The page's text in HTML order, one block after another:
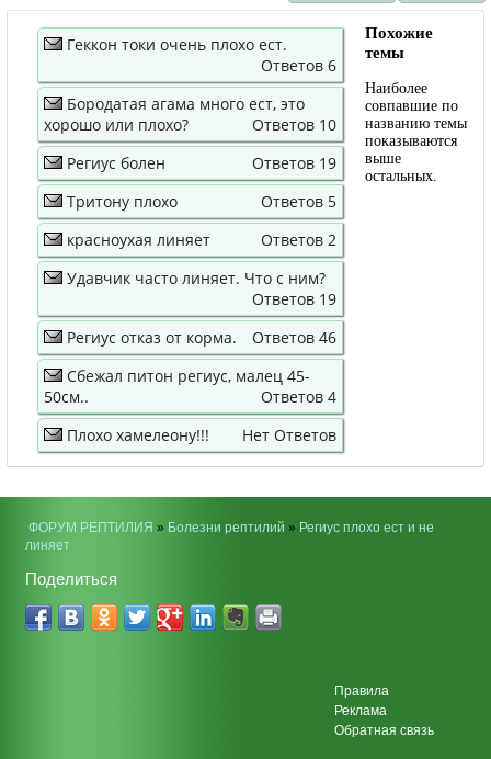
Геккон токи очень плохо ест.
Ответов 6
Бородатая агама много ест, это
хорошо или плохо?
Ответов 10
Региус болен
Ответов 19
Тритону плохо
Ответов 5
красноухая линяет
Ответов 2
Удавчик часто линяет. Что с ним?
Ответов 19
Региус отказ от корма.
Ответов 46
Сбежал питон региус, малец 45-
50см..
Ответов 4
Плохо хамелеону!!!
Нет Ответов
Похожие
темы
Наиболее
совпавшие по
названию темы
показываются
выше
остальных.
ФОРУМ РЕПТИЛИЯ » Болезни рептилий » Региус плохо ест и не
линяет
Поделиться
Правила
Реклама
Обратная связь